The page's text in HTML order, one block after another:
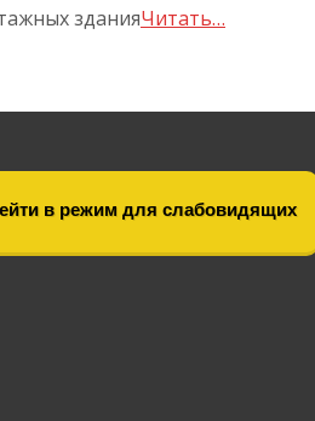
зданияЧитать…
в режим для слабовидящих